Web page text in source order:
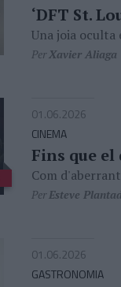
‘DFT St.
Una joia
PerXavier Aliaga
01.06.2026
CINEMA
Fins que
Com
PerEsteve
01.06.2026
GASTRONOMIA